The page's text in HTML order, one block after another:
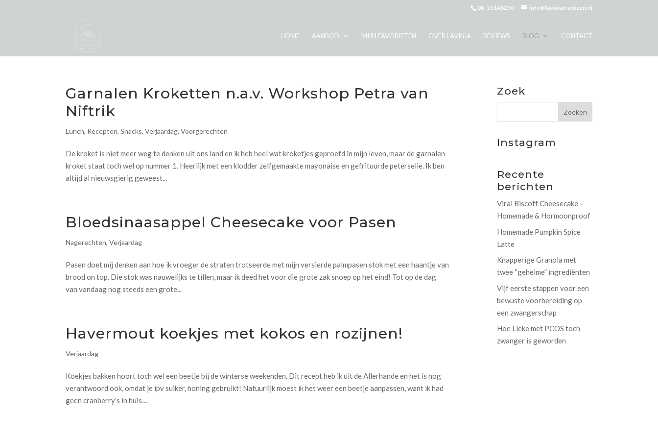
06-55146250 info@laviniafrantzen.nl
HOME AANBOD MIJN FAVORIETEN OVER LAVINIA REVIEWS BLOG CONTACT
Garnalen Kroketten n.a.v. Workshop Petra van
Niftrik
Lunch, Recepten,Snacks,Verjaardag,Voorgerechten
De kroket is niet meer weg te denken uit ons land en ik heb heel wat kroketjes geproefd in mijn leven, maar de garnalen
kroket staat toch wel op nummer 1. Heerlijk met een klodder zelfgemaakte mayonaise en gefrituurde peterselie. Ik ben
altijd al nieuwsgierig geweest...
Bloedsinaasappel Cheesecake voor Pasen
Nagerechten,Verjaardag
Pasen doet mij denken aan hoe ik vroeger de straten trotseerde met mijn versierde palmpasen stok met een haantje van
brood on top. Die stok was nauwelijks te tillen, maar ik deed het voor die grote zak snoep op het eind! Tot op de dag
van vandaag nog steeds een grote...
Havermout koekjes met kokos en rozijnen!
Verjaardag
Koekjes bakken hoort toch wel een beetje bij de winterse weekenden. Dit recept heb ik uit de Allerhande en het is nog
verantwoord ook, omdat je ipv suiker, honing gebruikt! Natuurlijk moest ik het weer een beetje aanpassen, want ik had
geen cranberry’s in huis....
Zoek
Instagram
Recente
berichten
Viral Biscoff Cheesecake –
Homemade & Hormoonproof
Homemade Pumpkin Spice
Latte
Knapperige Granola met
twee “geheime” ingrediënten
Vijf eerste stappen voor een
bewuste voorbereiding op
een zwangerschap
Hoe Lieke met PCOS toch
zwanger is geworden